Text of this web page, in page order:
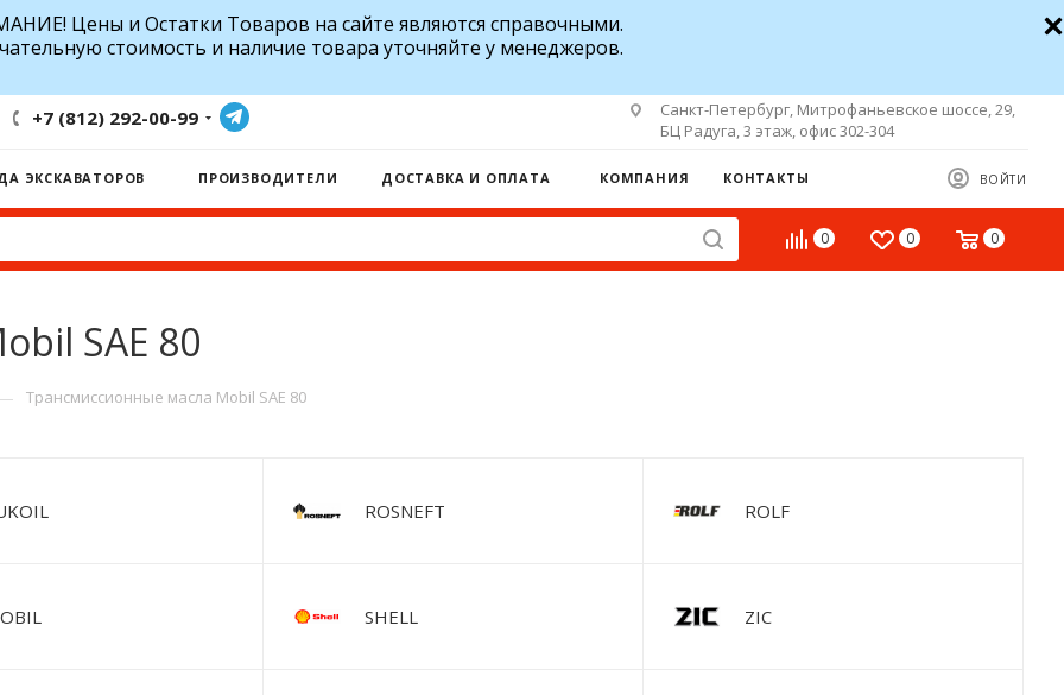
Цены и Остатки Товаров на сайте являются справочными.
стоимость и наличие товара уточняйте у менеджеров.
+7 (812) 292-00-99
Санкт-Петербург, Митрофаньевское шоссе, 29,
БЦ Радуга, 3 этаж, офис 302-304
ВОЙТИ
ЭКСКАВАТОРОВ ПРОИЗВОДИТЕЛИ ДОСТАВКА И ОПЛАТА КОМПАНИЯ КОНТАКТЫ
0 0 0
SAE 80
Трансмиссионные масла Mobil SAE 80
ROSNEFT ROLF
SHELL ZIC